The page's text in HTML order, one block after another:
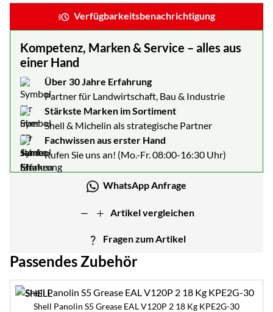
Verfügbarkeitsbenachrichtigung
Kompetenz, Marken & Service – alles aus
einer Hand
Über 30 Jahre Erfahrung
Partner für Landwirtschaft, Bau & Industrie
Stärkste Marken im Sortiment
Shell & Michelin als strategische Partner
Fachwissen aus erster Hand
Rufen Sie uns an! (Mo.-Fr. 08:00-16:30 Uhr)
WhatsApp Anfrage
Artikel vergleichen
Fragen zum Artikel
Passendes Zubehör
Zubehör überspringen
Shell Panolin S5 Grease EAL V120P 2 18 Kg KPE2G-30